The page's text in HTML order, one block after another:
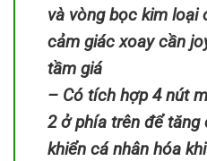
và vòng bọc kim loại
cảm giác xoay cần
tầm giá
– Có tích hợp 4 nút
2 ở phía trên để tăng
khiển cá nhân hóa